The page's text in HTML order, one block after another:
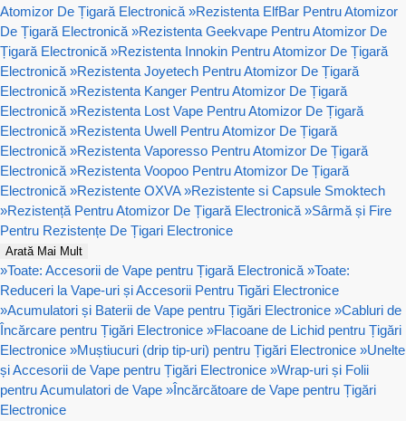
Atomizor De Țigară Electronică »Rezistenta ElfBar Pentru Atomizor
De Țigară Electronică »Rezistenta Geekvape Pentru Atomizor De
Țigară Electronică »Rezistenta Innokin Pentru Atomizor De Țigară
Electronică »Rezistenta Joyetech Pentru Atomizor De Țigară
Electronică »Rezistenta Kanger Pentru Atomizor De Țigară
Electronică »Rezistenta Lost Vape Pentru Atomizor De Țigară
Electronică »Rezistenta Uwell Pentru Atomizor De Țigară
Electronică »Rezistenta Vaporesso Pentru Atomizor De Țigară
Electronică »Rezistenta Voopoo Pentru Atomizor De Țigară
Electronică »Rezistente OXVA »Rezistente si Capsule Smoktech
»Rezistență Pentru Atomizor De Țigară Electronică »Sârmă și Fire
Pentru Rezistențe De Țigari Electronice
Arată Mai Mult
»Toate: Accesorii de Vape pentru Țigară Electronică »Toate:
Reduceri la Vape-uri și Accesorii Pentru Tigări Electronice
»Acumulatori și Baterii de Vape pentru Țigări Electronice »Cabluri de
Încărcare pentru Țigări Electronice »Flacoane de Lichid pentru Țigări
Electronice »Muștiucuri (drip tip-uri) pentru Țigări Electronice »Unelte
și Accesorii de Vape pentru Țigări Electronice »Wrap-uri și Folii
pentru Acumulatori de Vape »Încărcătoare de Vape pentru Țigări
Electronice